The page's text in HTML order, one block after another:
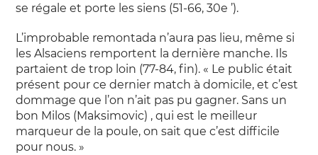
se régale et porte les siens (51-66, 30e ’).
L’improbable remontada n’aura pas lieu, même si
les Alsaciens remportent la dernière manche. Ils
partaient de trop loin (77-84, fin). « Le public était
présent pour ce dernier match à domicile, et c’est
dommage que l’on n’ait pas pu gagner. Sans un
bon Milos (Maksimovic) , qui est le meilleur
marqueur de la poule, on sait que c’est difficile
pour nous. »